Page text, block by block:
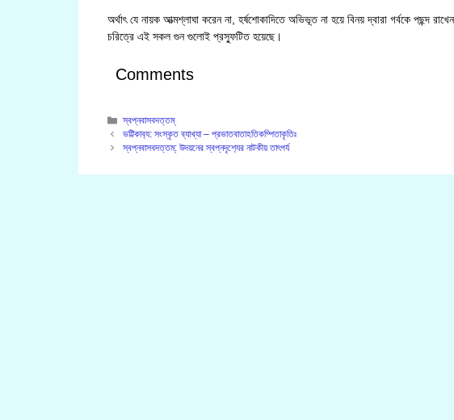
অর্থাৎ যে নায়ক আত্মশ্লাঘা করেন না, হর্ষশোকাদিতে অভিভূত না হয়ে বিনয় দ্বারা গর্বকে পছন্দ
চরিত্রে এই সকল গুন গুলোই প্রস্ফুটিত হয়েছে।
Comments
Categories
স্বপ্নবাসবদত্তম্
ভট্টিকাব‍্য: সংস্কৃত ব্যাখ্যা – প্রভাতবাতাহতিকম্পিতাকৃতিঃ
স্বপ্নবাসবদত্তম্: উদয়নের স্বপ্নদৃশ‍্যের নাটকীয় তাৎপর্য